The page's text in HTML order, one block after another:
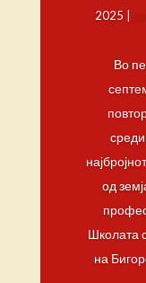
2025
Во
од
Школата
на